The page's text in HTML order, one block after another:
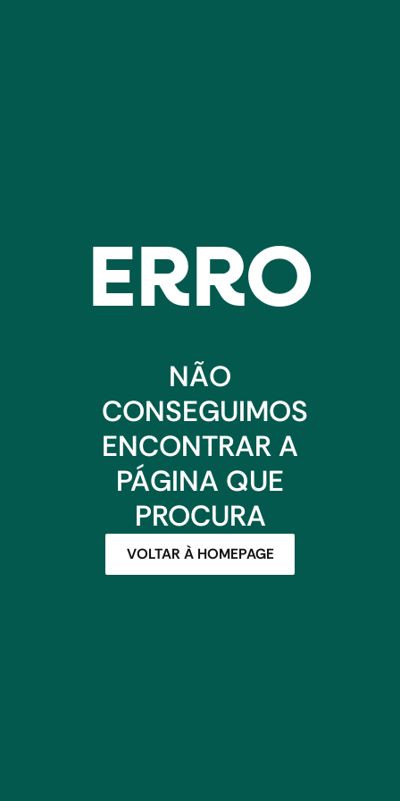
ERRO
NÃO
CONSEGUIMOS
ENCONTRAR A
PÁGINA QUE
PROCURA
VOLTAR À HOMEPAGE